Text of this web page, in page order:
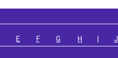
E F G H J